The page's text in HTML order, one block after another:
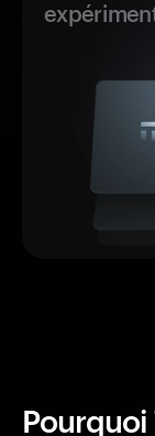
Pourquoi